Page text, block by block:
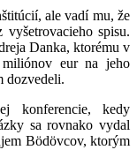
ale vadí mu, že
spisu.
Danka, ktorému v
miliónov eur na jeho
dozvedeli.
konferencie, kedy
sa rovnako vydal
Bödövcov, ktorým